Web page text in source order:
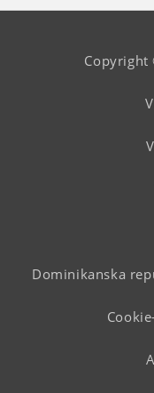
Copyright
Dominikanska